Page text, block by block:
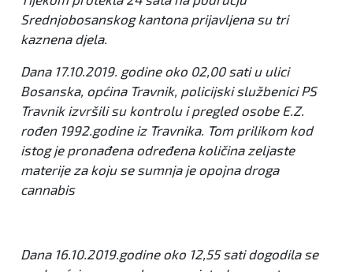
Srednjobosanskog kantona prijavljena su tri
kaznena djela.
Dana 17.10.2019. godine oko 02,00 sati u ulici
Bosanska, općina Travnik, policijski službenici PS
Travnik izvršili su kontrolu i pregled osobe E.Z.
rođen 1992.godine iz Travnika. Tom prilikom kod
istog je pronađena određena količina zeljaste
materije za koju se sumnja je opojna droga
cannabis
Dana 16.10.2019.godine oko 12,55 sati dogodila se